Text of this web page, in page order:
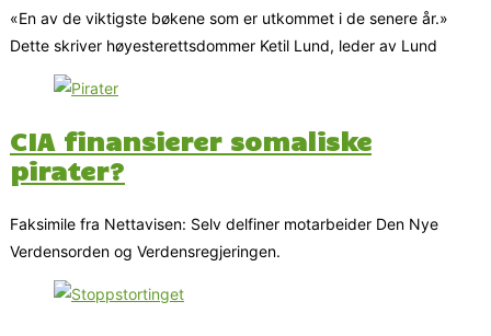
«En av de viktigste bøkene som er utkommet i de senere år.»
Dette skriver høyesterettsdommer Ketil Lund, leder av Lund
CIA finansierer somaliske
pirater?
Faksimile fra Nettavisen: Selv delfiner motarbeider Den Nye
Verdensorden og Verdensregjeringen.